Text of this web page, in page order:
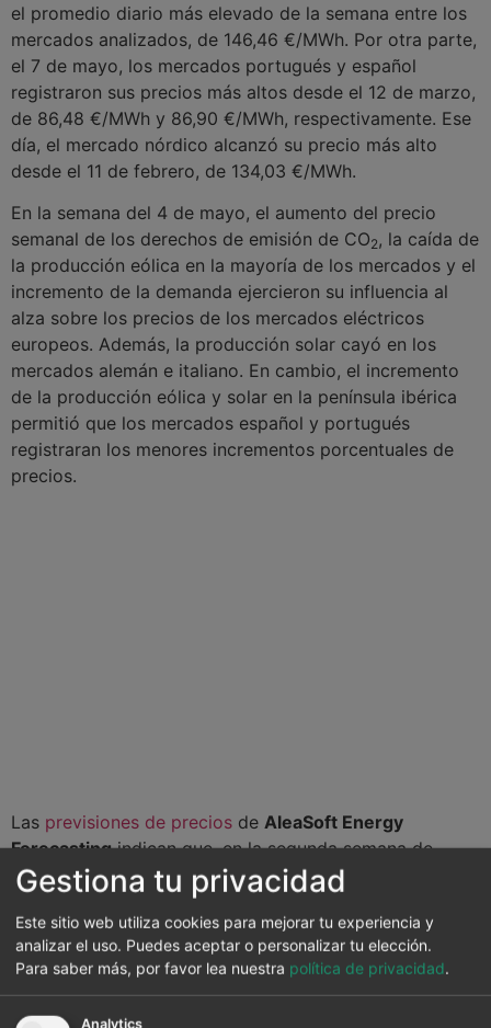
el promedio diario más elevado de la semana entre los
mercados analizados, de 146,46 €/MWh. Por otra parte,
el 7 de mayo, los mercados portugués y español
registraron sus precios más altos desde el 12 de marzo,
de 86,48 €/MWh y 86,90 €/MWh, respectivamente. Ese
día, el mercado nórdico alcanzó su precio más alto
desde el 11 de febrero, de 134,03 €/MWh.
En la semana del 4 de mayo, el aumento del precio
semanal de los derechos de emisión de CO2, la caída de
la producción eólica en la mayoría de los mercados y el
incremento de la demanda ejercieron su influencia al
alza sobre los precios de los mercados eléctricos
europeos. Además, la producción solar cayó en los
mercados alemán e italiano. En cambio, el incremento
de la producción eólica y solar en la península ibérica
permitió que los mercados español y portugués
registraran los menores incrementos porcentuales de
precios.
Las previsiones de precios de AleaSoft Energy
Forecastingindican que, en la segunda semana de
mayo, los precios podrían bajar en los mercados
eléctricos europeos, influenciados por la recuperación
de la producción eólica en la mayoría de los mercados.
Además, la demanda descenderá en algunos mercados.
Por otra parte, el comportamiento de los precios del
Gestiona tu privacidad
Este sitio web utiliza cookies para mejorar tu experiencia y
analizar el uso. Puedes aceptar o personalizar tu elección.
Para saber más, por favor lea nuestra política de privacidad.
Analytics